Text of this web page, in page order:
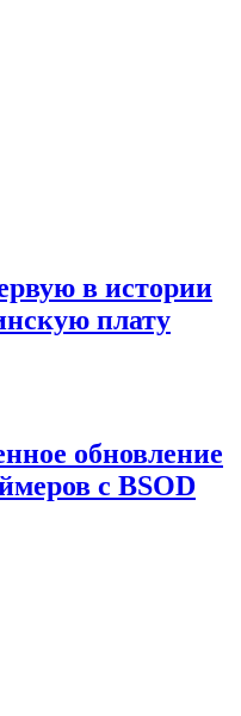
в истории
плату
обновление
с BSOD